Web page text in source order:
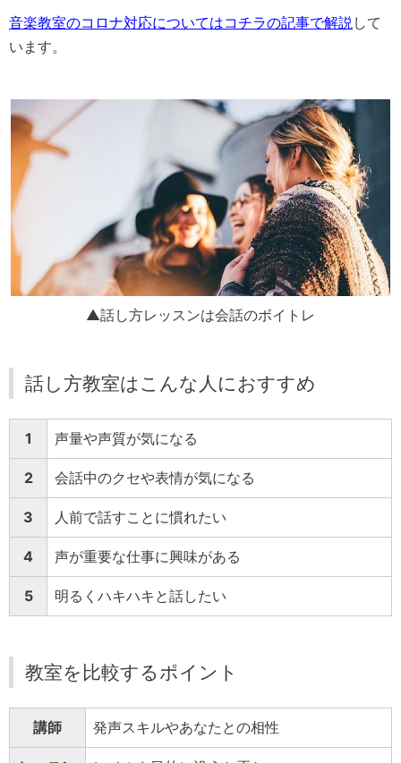
音楽教室のコロナ対応についてはコチラの記事で解説して
います。
▲話し方レッスンは会話のボイトレ
話し方教室はこんな人におすすめ
1 声量や声質が気になる
2 会話中のクセや表情が気になる
3 人前で話すことに慣れたい
4 声が重要な仕事に興味がある
5 明るくハキハキと話したい
教室を比較するポイント
講師 発声スキルやあなたとの相性